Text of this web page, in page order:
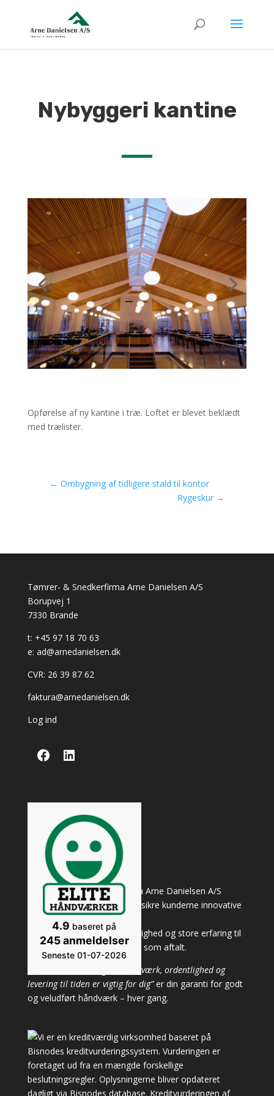
Nybyggeri kantine
Opførelse af ny kantine i træ. Loftet er blevet beklædt
med trælister.
← Ombygning af tidligere stald til kontor
Rygeskur →
Tømrer- & Snedkerfirma Arne Danielsen A/S
Borupvej 1
7330 Brande
t: +45 97 18 70 63
e: ad@arnedanielsen.dk
CVR: 26 39 87 62
faktura@arnedanielsen.dk
Log ind
FacebookLinkedIn
4.9 baseret på
245 anmeldelser
Seneste 01-07-2026
Hos Tømrer- & Snedkerfirma Arne Danielsen A/S
brænder vi hver og én for at sikre kunderne innovative
og værdiskabende løsninger.
Vi udnytter vores stærke faglighed og store erfaring til
at levere kvalitetshånd-værk, som aftalt.
Når godt håndværk, ordentlighed og
levering til tiden er vigtig for dig”er din garanti for godt
og veludført håndværk – hver gang.